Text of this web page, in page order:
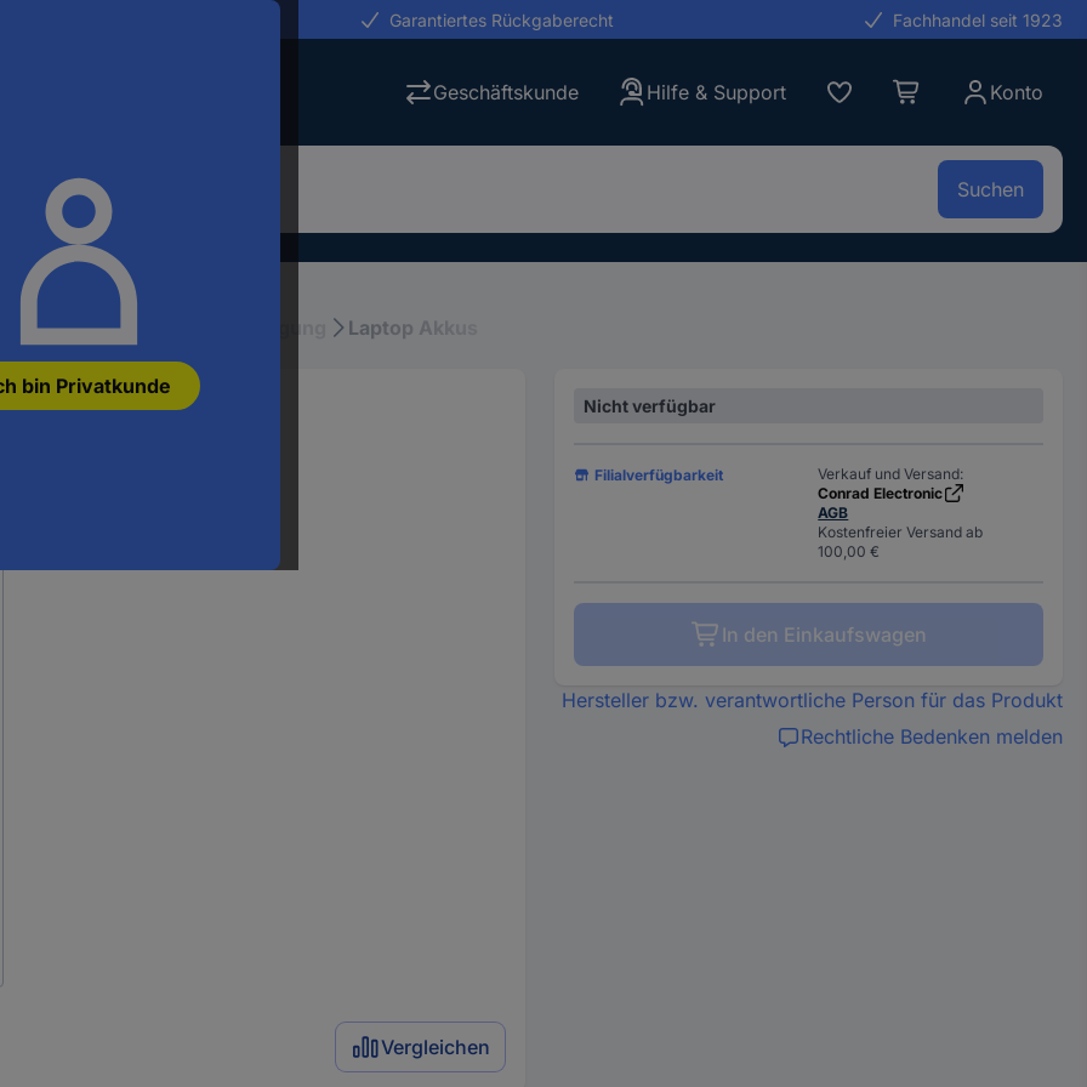
bin Privatkunde
Garantiertes Rückgaberecht Fachhandel seit 1923
Geschäftskunde Hilfe & Support Konto
Suchen
Laptop Stromversorgung Laptop Akkus
Vergleichen
Nicht verfügbar
Filialverfügbarkeit
Verkauf und Versand:
Conrad Electronic
AGB
Kostenfreier Versand ab
100,00 €
In den Einkaufswagen
Hersteller bzw. verantwortliche Person für das Produkt
Rechtliche Bedenken melden